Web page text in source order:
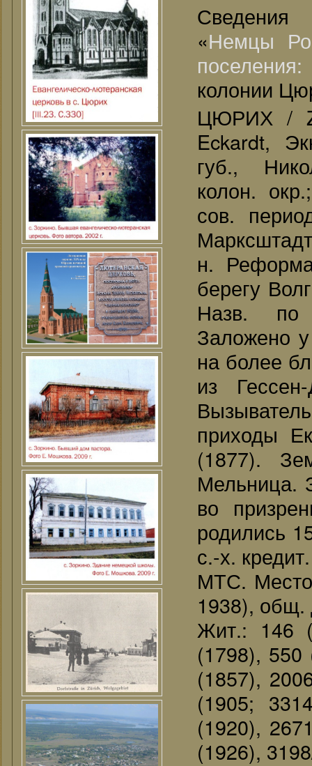
«Немцы
колонии
ЦЮРИХ /
Eckardt,
губ.,
колон.
сов.
н.
берегу
Назв. по
Заложено
на более
из
приходы
(1877).
Мельница.
во
родились
с.-х.
МТС.
1938), общ.
Жит.: 146
(1798),
(1857),
(1905;
(1920),
(1926),